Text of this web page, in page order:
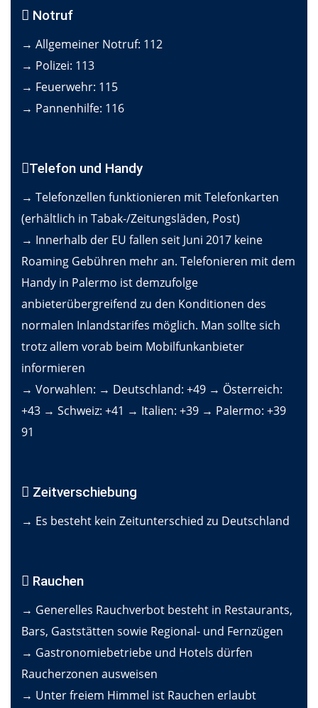
Notruf
→ Allgemeiner Notruf: 112
→ Polizei: 113
→ Feuerwehr: 115
→ Pannenhilfe: 116
Telefon und Handy
→ Telefonzellen funktionieren mit Telefonkarten
(erhältlich in Tabak-/Zeitungsläden, Post)
→ Innerhalb der EU fallen seit Juni 2017 keine
Roaming Gebühren mehr an. Telefonieren mit dem
Handy in Palermo ist demzufolge
anbieterübergreifend zu den Konditionen des
normalen Inlandstarifes möglich. Man sollte sich
trotz allem vorab beim Mobilfunkanbieter
informieren
→ Vorwahlen: → Deutschland: +49 → Österreich:
+43 → Schweiz: +41 → Italien: +39 → Palermo: +39
91
Zeitverschiebung
→ Es besteht kein Zeitunterschied zu Deutschland
Rauchen
→ Generelles Rauchverbot besteht in Restaurants,
Bars, Gaststätten sowie Regional- und Fernzügen
→ Gastronomiebetriebe und Hotels dürfen
Raucherzonen ausweisen
→ Unter freiem Himmel ist Rauchen erlaubt